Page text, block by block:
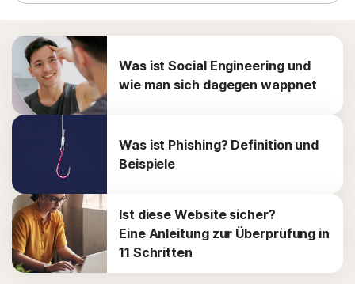
Was ist Social Engineering und
wie man sich dagegen wappnet
Was ist Phishing? Definition und
Beispiele
Ist diese Website sicher?
Eine Anleitung zur Überprüfung in
11 Schritten